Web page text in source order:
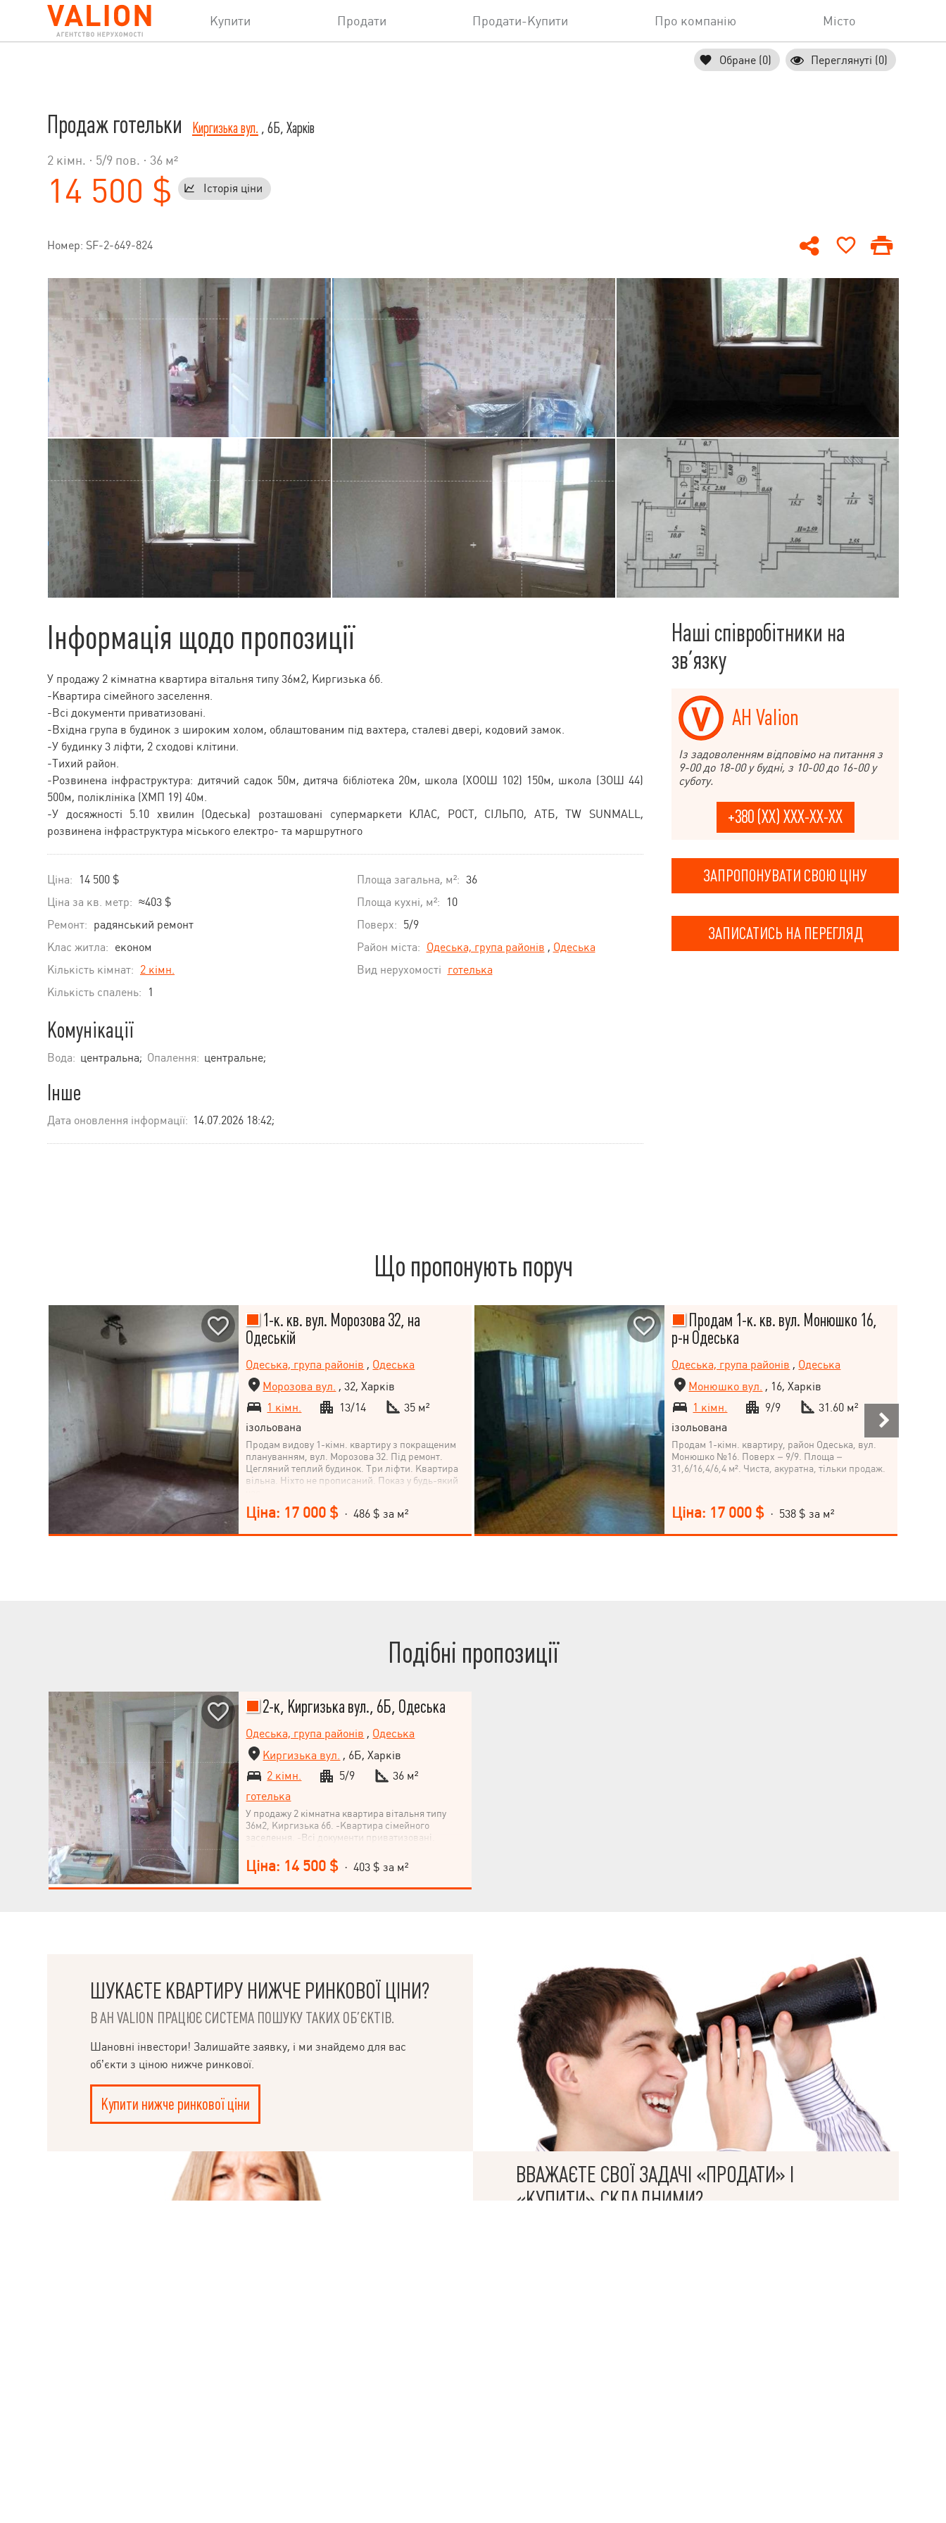
Купити Продати Продати-Купити Про компанію Місто
Обране (0) Переглянуті (0)
Продаж готельки Киргизька вул. , 6Б, Харків
2 кімн. · 5/9 пов. · 36 м²
14 500 $ Історія ціни
Номер: SF-2-649-824
Інформація щодо пропозиції
У продажу 2 кімнатна квартира вітальня типу 36м2, Киргизька 6б.
-Квартира сімейного заселення.
-Всі документи приватизовані.
-Вхідна група в будинок з широким холом, облаштованим під вахтера, сталеві двері, кодовий замок.
-У будинку 3 ліфти, 2 сходові клітини.
-Тихий район.
-Розвинена інфраструктура: дитячий садок 50м, дитяча бібліотека 20м, школа (ХООШ 102) 150м, школа (ЗОШ 44)
500м, поліклініка (ХМП 19) 40м.
-У досяжності 5.10 хвилин (Одеська) розташовані супермаркети КЛАС, РОСТ, СІЛЬПО, АТБ, ТW SUNMALL,
розвинена інфраструктура міського електро- та маршрутного
Ціна:
14 500 $
Ціна за кв. метр: ≈403 $
Ремонт: радянський ремонт
Клас житла: економ
Кількість кімнат: 2 кімн.
Кількість спалень:
1
Площа загальна, м²: 36
Площа кухні, м²:
10
Поверх: 5/9
Район міста: Одеська, група районів , Одеська
Вид нерухомості готелька
Комунікації
Вода: центральна; Опалення: центральне;
Інше
Дата оновлення інформації: 14.07.2026 18:42;
Наші співробітники на
зв’язку
АН Valion
Із задоволенням відповімо на питання з
9-00 до 18-00 у будні, з 10-00 до 16-00 у
суботу.
+380 (XX) XXX-XX-XX
ЗАПРОПОНУВАТИ СВОЮ ЦІНУ
ЗАПИСАТИСЬ НА ПЕРЕГЛЯД
Що пропонують поруч
1-к. кв. вул. Морозова 32, на
Одеській
Одеська, група районів , Одеська
Морозова вул. , 32, Харків
1 кімн.
13/14
35 м²
ізольована
Продам видову 1-кімн. квартиру з покращеним
плануванням, вул. Морозова 32. Під ремонт.
Цегляний теплий будинок. Три ліфти. Квартира
вільна. Ніхто не прописаний. Показ у будь-який
Ціна: 17 000 $ · 486 $ за м²
Продам 1-к. кв. вул. Монюшко 16,
р-н Одеська
Одеська, група районів , Одеська
Монюшко вул. , 16, Харків
1 кімн.
9/9
31.60 м²
ізольована
Продам 1-кімн. квартиру, район Одеська, вул.
Монюшко №16. Поверх – 9/9. Площа –
31,6/16,4/6,4 м². Чиста, акуратна, тільки продаж.
Ціна: 17 000 $ · 538 $ за м²
Подібні пропозиції
2-к, Киргизька вул., 6Б, Одеська
Одеська, група районів , Одеська
Киргизька вул. , 6Б, Харків
2 кімн.
5/9
36 м²
готелька
У продажу 2 кімнатна квартира вітальня типу
36м2, Киргизька 6б. -Квартира сімейного
заселення. -Всі документи приватизовані.
облаштованим під вахтера, сталеві двері,
кодовий замок. -У будинку 3 ліфти, 2 сходові
клітини. -Тихий район. -Розвинена
Ціна: 14 500 $ · 403 $ за м²
ШУКАЄТЕ КВАРТИРУ НИЖЧЕ РИНКОВОЇ ЦІНИ?
В АН VALION ПРАЦЮЄ СИСТЕМА ПОШУКУ ТАКИХ ОБ’ЄКТІВ.
Шановні інвестори! Залишайте заявку, і ми знайдемо для вас
об’єкти з ціною нижче ринкової.
Купити нижче ринкової ціни
ВВАЖАЄТЕ СВОЇ ЗАДАЧІ «ПРОДАТИ» І
«КУПИТИ» СКЛАДНИМИ?
НАПИСАТИ
КЕРІВНИКОВІ
Мова
© 2019 – 2026 Valion real estate. Всі права захищені.
Plektan — WEB-інтегровані системи управління ріелторськими компаніями